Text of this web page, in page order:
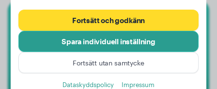
Malinois
Tala
Fortsätt och godkänn
Spara individuell inställning
Fortsätt utan samtycke
Dataskyddspolicy Impressum